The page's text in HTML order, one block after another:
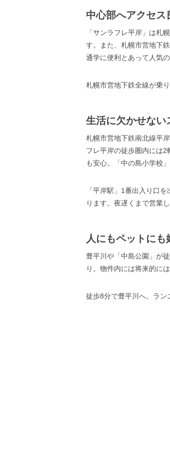
中心部へアクセス
「サンラフレ平岸」は札
す。また、札幌市営地下
通学に便利とあって人気の
札幌市営地下鉄全線が乗
生活に欠かせない
札幌市営地下鉄南北線平
フレ平岸の徒歩圏内には
も安心。「中の島小学校
「平岸駅」1番出入り口
ります。夜遅くまで営業
人にもペットに
豊平川や「中島公園」が
り。物件内には将来的に
徒歩8分で豊平川へ。ラン